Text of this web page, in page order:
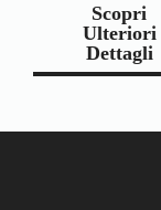
Scopri
Ulteriori
Dettagli